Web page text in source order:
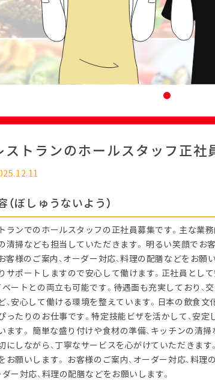
ストランのホールスタッフ正社
（ぼしゅうないよう）
ランでのホールスタッフの正社員募集です。主な業務
清掃なども担当していただきます。 明るい笑顔でお
客様のご案内、オーダー対応、料理の配膳などをお願
サポートしますので安心して働けます。正社員とし
ベートとの両立も可能です。待遇面も充実しており、
、安心して働ける環境を整えています。日本の飲食
ったりのお仕事です。特定技能ビザを活かして、安
ます。 簡単な盛り付けや食材の準備、キッチンの清
にしながら、丁寧なサービスを心がけていただきます
お願いします。 お客様のご案内、オーダー対応、料
ダー対応、料理の配膳などをお願いします。